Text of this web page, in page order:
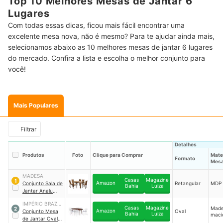
Lugares
Com todas essas dicas, ficou mais fácil encontrar uma
excelente mesa nova, não é mesmo? Para te ajudar ainda mais,
selecionamos abaixo as 10 melhores mesas de jantar 6 lugares
do mercado. Confira a lista e escolha o melhor conjunto para
você!
Mais Populares
Filtrar
Produtos Foto Clique para Comprar
Detalhes
Formato
1
MADESA
Conjunto Sala de
Jantar Analu
Madeira com 6
Cadeiras｜
MDJA0601185ZP
Amazon
Casas
Bahia
Magazine
Luiza
Retangular MDP
2
IMPÉRIO BRAZIL
BUSINESS
Conjunto Mesa
de Jantar Oval
Amazon
Casas
Bahia
Magazine
Luiza
Oval